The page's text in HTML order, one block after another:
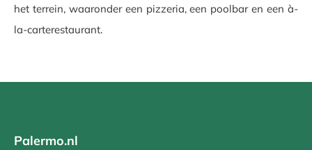
het terrein, waaronder een pizzeria, een poolbar en een à-
la-carterestaurant.
Palermo.nl